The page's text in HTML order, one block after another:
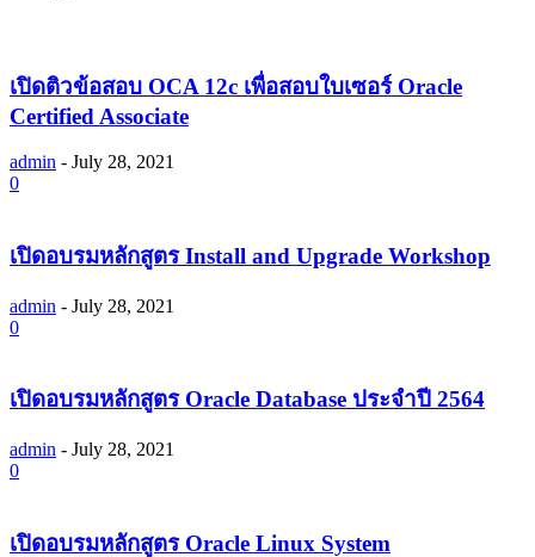
เปิดติวข้อสอบ OCA 12c เพื่อสอบใบเซอร์ Oracle
Certified Associate
admin - July 28, 2021
0
เปิดอบรมหลักสูตร Install and Upgrade Workshop
admin - July 28, 2021
0
เปิดอบรมหลักสูตร Oracle Database ประจำปี 2564
admin - July 28, 2021
0
เปิดอบรมหลักสูตร Oracle Linux System